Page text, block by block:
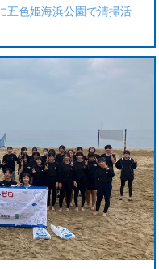
五色姫海浜公園で清掃活